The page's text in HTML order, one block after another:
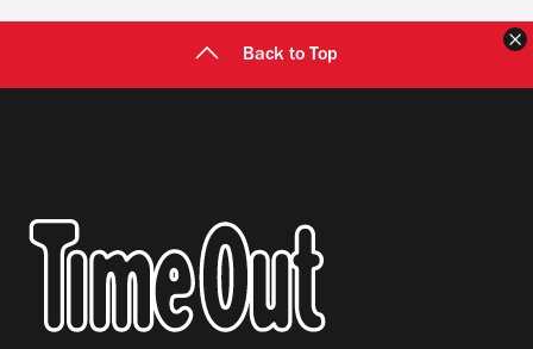
Back to Top